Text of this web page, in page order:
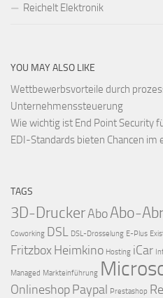
Reichelt Elektronik
YOU MAY ALSO LIKE
Wettbewerbsvorteile durch
Unternehmenssteuerung
Wie wichtig ist End Point Security
EDI-Standards bieten Chancen
TAGS
3D-DruckerAboAbo-
Coworking DSL DSL-Drosselung E-Plus
FritzboxHeimkino Hosting iCar
Managed Markteinführung
OnlineshopPaypal Prestashop